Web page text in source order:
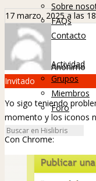
Sobre
FAQs
Contacto
Hislibreños
Actividad
Grupos
Miembros
Foro
17 marzo, 2025 a las
Anónimo
Invitado
Yo sigo teniendo
momento y los iconos
Con Chrome: